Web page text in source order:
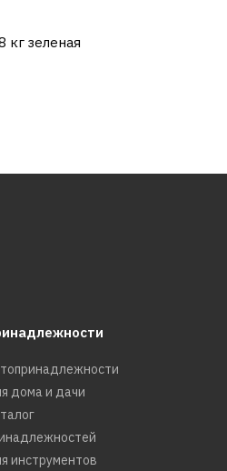
кг зеленая
дома и дачи
инструментов